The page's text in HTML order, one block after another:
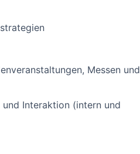
Messen und
Interaktion (intern und